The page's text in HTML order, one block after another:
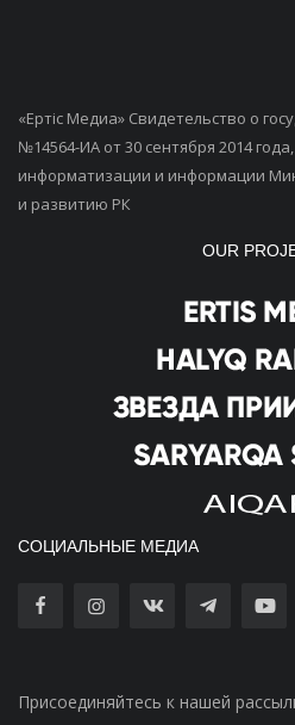
«Ертiс Медиа» Свидетельство о
№14564-ИА от 30 сентября 2014
информатизации и информации
и развитию РК
OUR
СОЦИАЛЬНЫЕ МЕДИА
Присоединяйтесь к нашей